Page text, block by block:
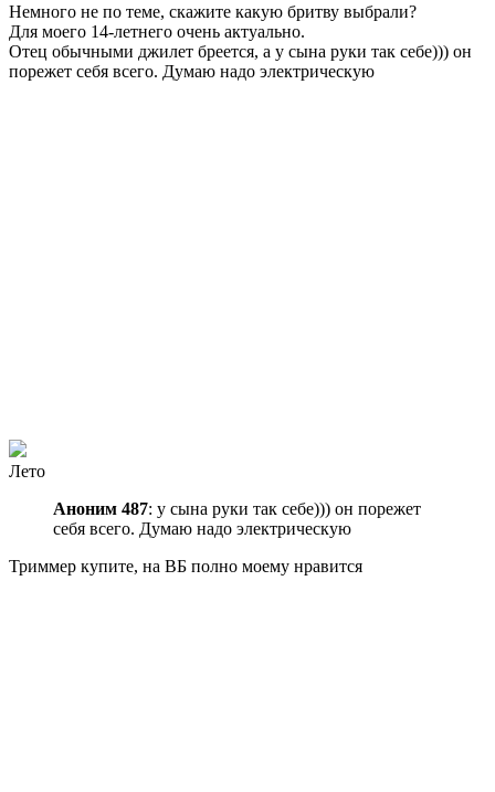
Немного не по теме, скажите какую бритву выбрали?
Для моего 14-летнего очень актуально.
Отец обычными джилет бреется, а у сына руки так себе))) он
порежет себя всего. Думаю надо электрическую
Лето
Аноним 487: у сына руки так себе))) он порежет
себя всего. Думаю надо электрическую
Триммер купите, на ВБ полно моему нравится